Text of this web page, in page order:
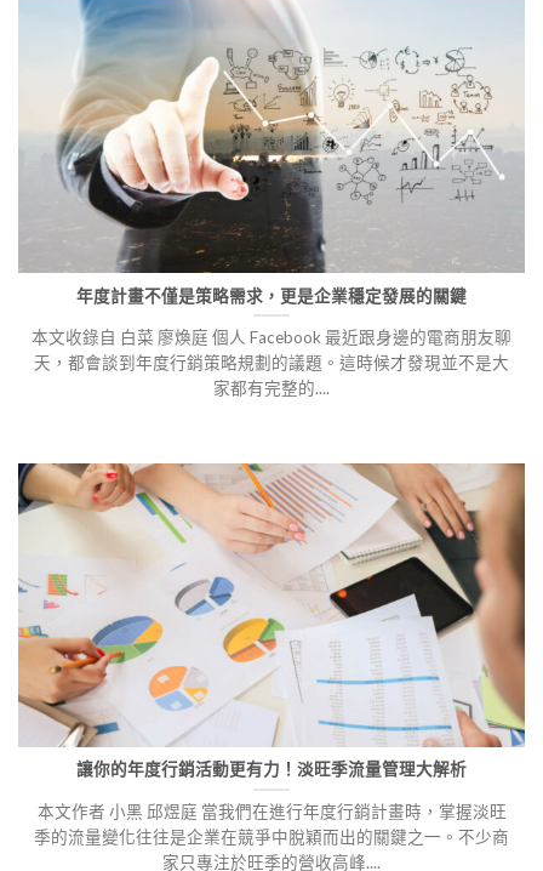
年度計畫不僅是策略需求，更是企業穩定發展的關鍵
本文收錄自 白菜 廖煥庭 個人 Facebook 最近跟身邊的電商朋友聊
天，都會談到年度行銷策略規劃的議題。這時候才發現並不是大
家都有完整的....
讓你的年度行銷活動更有力！淡旺季流量管理大解析
本文作者 小黑 邱煜庭 當我們在進行年度行銷計畫時，掌握淡旺
季的流量變化往往是企業在競爭中脫穎而出的關鍵之一。不少商
家只專注於旺季的營收高峰....